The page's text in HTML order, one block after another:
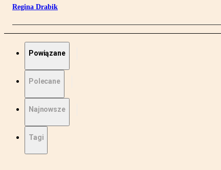
Regina Drabik
Powiązane
Polecane
Najnowsze
Tagi